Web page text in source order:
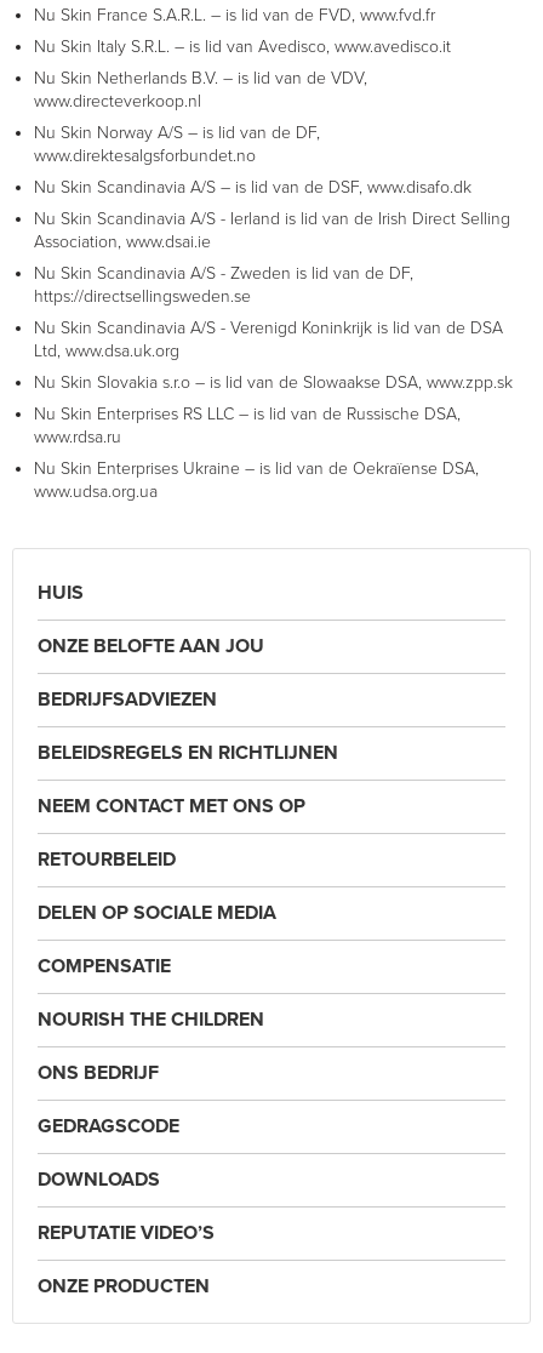
Nu Skin France S.A.R.L. – is lid van de FVD, www.fvd.fr
Nu Skin Italy S.R.L. – is lid van Avedisco, www.avedisco.it
Nu Skin Netherlands B.V. – is lid van de VDV,
www.directeverkoop.nl
Nu Skin Norway A/S – is lid van de DF,
www.direktesalgsforbundet.no
Nu Skin Scandinavia A/S – is lid van de DSF, www.disafo.dk
Nu Skin Scandinavia A/S - Ierland is lid van de Irish Direct Selling
Association, www.dsai.ie
Nu Skin Scandinavia A/S - Zweden is lid van de DF,
https://directsellingsweden.se
Nu Skin Scandinavia A/S - Verenigd Koninkrijk is lid van de DSA
Ltd, www.dsa.uk.org
Nu Skin Slovakia s.r.o – is lid van de Slowaakse DSA, www.zpp.sk
Nu Skin Enterprises RS LLC – is lid van de Russische DSA,
www.rdsa.ru
Nu Skin Enterprises Ukraine – is lid van de Oekraïense DSA,
www.udsa.org.ua
HUIS
ONZE BELOFTE AAN JOU
BEDRIJFSADVIEZEN
BELEIDSREGELS EN RICHTLIJNEN
NEEM CONTACT MET ONS OP
RETOURBELEID
DELEN OP SOCIALE MEDIA
COMPENSATIE
NOURISH THE CHILDREN
ONS BEDRIJF
GEDRAGSCODE
DOWNLOADS
REPUTATIE VIDEO’S
ONZE PRODUCTEN